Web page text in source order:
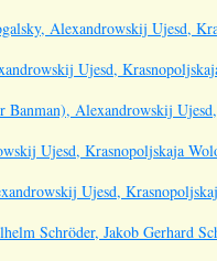
Alexandrowskij Ujesd,
Ujesd,
Banman), Alexandrowskij
Ujesd, Krasnopoljskaja
Ujesd,
Schröder, Jakob Gerhard